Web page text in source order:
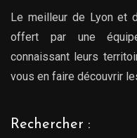
Le meilleur de Lyon et
offert par une
connaissant leurs
vous en faire découvrir
Rechercher :